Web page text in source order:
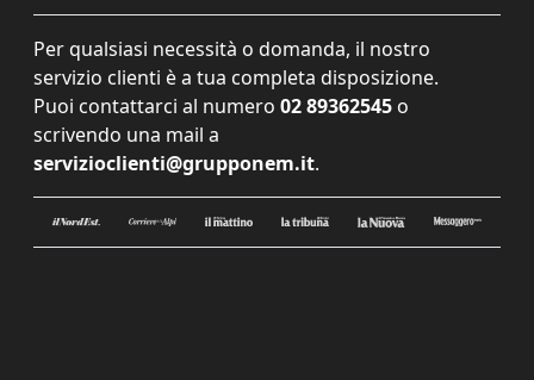
Per qualsiasi necessità o domanda, il nostro
servizio clienti è a tua completa disposizione.
Puoi contattarci al numero 02 89362545 o
scrivendo una mail a
servizioclienti@grupponem.it.